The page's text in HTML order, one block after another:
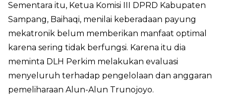
Sementara itu, Ketua Komisi III DPRD Kabupaten
Sampang, Baihaqi, menilai keberadaan payung
mekatronik belum memberikan manfaat optimal
karena sering tidak berfungsi. Karena itu dia
meminta DLH Perkim melakukan evaluasi
menyeluruh terhadap pengelolaan dan anggaran
pemeliharaan Alun-Alun Trunojoyo.